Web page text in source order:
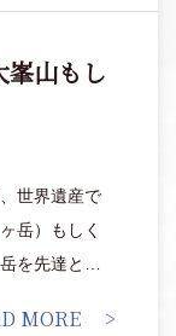
峯山もし
世界遺産で
岳）もしく
を先達と行
MORE